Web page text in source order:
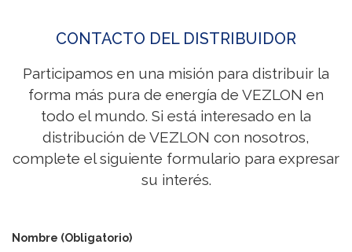
CONTACTO DEL DISTRIBUIDOR
Participamos en una misión para distribuir la
forma más pura de energía de VEZLON en
todo el mundo. Si está interesado en la
distribución de VEZLON con nosotros,
complete el siguiente formulario para expresar
su interés.
Nombre (Obligatorio)